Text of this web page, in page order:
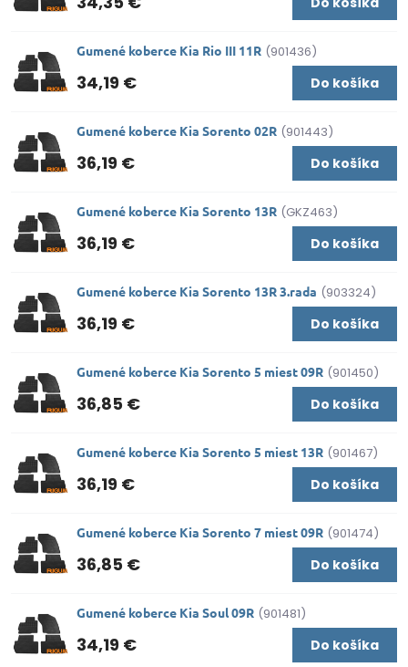
Gumené koberce Kia Rio III 11R (901436)
34,19 € Do košíka
Gumené koberce Kia Sorento 02R (901443)
36,19 € Do košíka
Gumené koberce Kia Sorento 13R (GKZ463)
36,19 € Do košíka
Gumené koberce Kia Sorento 13R 3.rada (903324)
36,19 € Do košíka
Gumené koberce Kia Sorento 5 miest 09R (901450)
36,85 € Do košíka
Gumené koberce Kia Sorento 5 miest 13R (901467)
36,19 € Do košíka
Gumené koberce Kia Sorento 7 miest 09R (901474)
36,85 € Do košíka
Gumené koberce Kia Soul 09R (901481)
34,19 € Do košíka